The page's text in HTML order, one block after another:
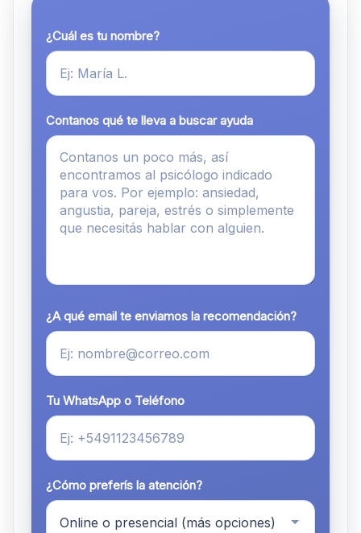
¿Cuál es tu nombre?
Contanos qué te lleva a buscar ayuda
¿A qué email te enviamos la recomendación?
Tu WhatsApp o Teléfono
¿Cómo preferís la atención?